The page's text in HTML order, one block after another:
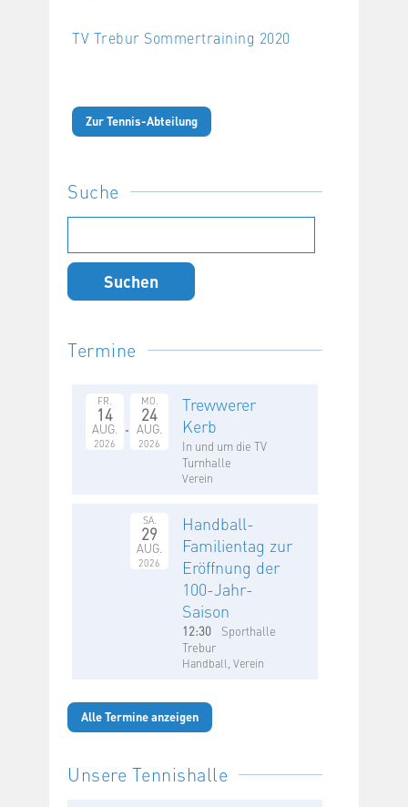
TV Trebur Sommertraining 2020
Zur Tennis-Abteilung
Suche
nach:
Termine
FR.
14
AUG.
2026
MO.
24
AUG.
2026
Trewwerer
Kerb
In und um die TV
Turnhalle
Verein
SA.
29
AUG.
2026
Handball-
Familientag zur
Eröffnung der
100-Jahr-
Saison
12:30
Sporthalle
Trebur
Handball, Verein
Alle Termine anzeigen
Unsere Tennishalle